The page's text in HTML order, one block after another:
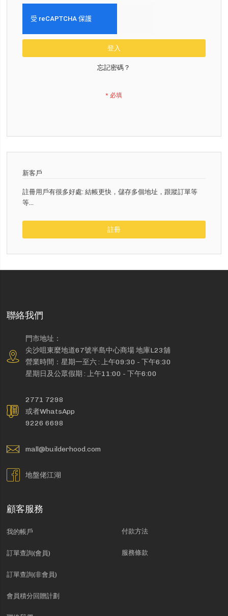
登入
忘記密碼？
新客戶
註冊用戶有很多好處: 結帳更快，儲存多個地址，跟蹤訂單等
等...
註冊
聯絡我們
門市地址：
尖沙咀東麼地道67號半島中心商場 地庫L23舖
營業時間：星期一至六 : 上午09:30 - 下午6:30
星期日及公眾假期 : 上午11:00 - 下午6:00
2771 7298
或者WhatsApp
9226 6698
mall@builderhood.com
地盤佬江湖
顧客服務
我的帳戶
訂單查詢(會員)
訂單查詢(非會員)
會員積分回贈計劃
付款方法
服務條款